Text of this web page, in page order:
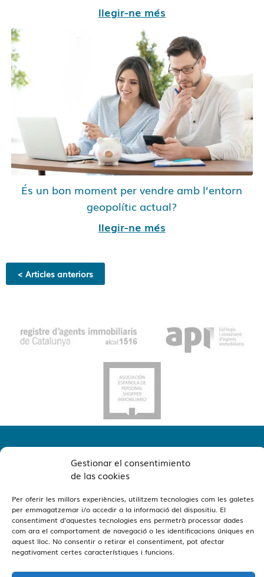
Gestionar el consentimiento
de las cookies
Per oferir les millors experiències, utilitzem tecnologies com les galetes
per emmagatzemar i/o accedir a la informació del dispositiu. El
consentiment d'aquestes tecnologies ens permetrà processar dades
com ara el comportament de navegació o les identificacions úniques en
aquest lloc. No consentir o retirar el consentiment, pot afectar
negativament certes característiques i funcions.
llegir-ne més
És un bon moment per vendre amb l’entorn
geopolític actual?
llegir-ne més
< Articles anteriors
Estamos en Barcelona y Reus Veure Oficines